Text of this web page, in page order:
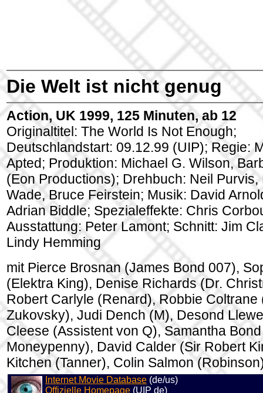
Die Welt ist nicht genug
Action, UK 1999, 125 Minuten, ab 12
Originaltitel: The World Is Not Enough;
Deutschlandstart: 09.12.99 (UIP); Regie:
Apted; Produktion: Michael G. Wilson,
(Eon Productions); Drehbuch: Neil Purvis,
Wade, Bruce Feirstein; Musik: David
Adrian Biddle; Spezialeffekte: Chris
Ausstattung: Peter Lamont; Schnitt: Jim
Lindy Hemming
mit Pierce Brosnan (James Bond 007),
(Elektra King), Denise Richards (Dr.
Robert Carlyle (Renard), Robbie Coltrane
Zukovsky), Judi Dench (M), Desond
Cleese (Assistent von Q), Samantha
Moneypenny), David Calder (Sir Robert
Kitchen (Tanner), Colin Salmon
Internet Movie Database (de/us)
Offizielle Homepage (UIP de)